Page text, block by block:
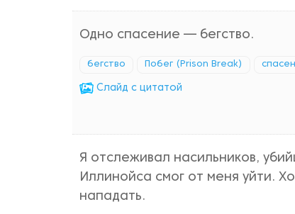
Одно спасение — бегство.
бегство Побег (Prison Break)
Cлайд с цитатой
Я отслеживал насильников,
Иллинойса смог от меня уйти.
нападать.